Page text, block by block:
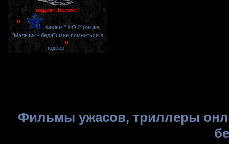
вадим "beewer"
"
Фильм "ШОК" (он же
"Мальчик - беда") мне помниться в
подбор"
Фильмы ужасов, триллеры